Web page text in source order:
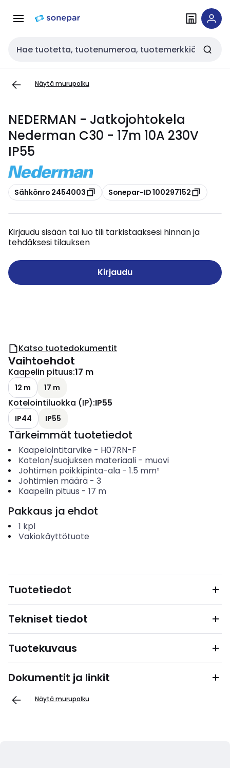
navigointiinsisältöön
Haku
Näytä murupolku
NEDERMAN - Jatkojohtokela
Nederman C30 - 17m 10A 230V
IP55
Kopioi
Sähkönro 2454003 Kopioi
Sonepar-ID 100297152
Kirjaudu sisään tai luo tili tarkistaaksesi hinnan ja
tehdäksesi tilauksen
Kirjaudu
Katso tuotedokumentit
Vaihtoehdot
Kaapelin pituus:17 m
12 m 17 m
Kotelointiluokka (IP):IP55
IP44 IP55
Tärkeimmät tuotetiedot
Kaapelointitarvike - H07RN-F
Kotelon/suojuksen materiaali- muovi
Johtimen poikkipinta-ala- 1.5 mm²
Johtimien määrä- 3
Kaapelin pituus - 17 m
Pakkaus ja ehdot
1 kpl
Vakiokäyttötuote
Tuotetiedot
Tekniset tiedot
Tuotekuvaus
Dokumentit ja linkit
Näytä murupolku